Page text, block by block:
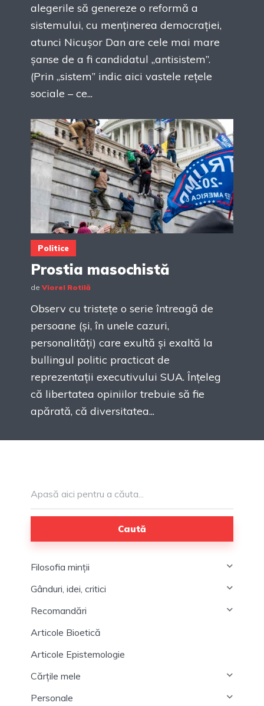
alegerile să genereze o reformă a
sistemului, cu menținerea democrației,
atunci Nicușor Dan are cele mai mare
șanse de a fi candidatul „antisistem”.
(Prin „sistem” indic aici vastele rețele
sociale – ce...
Politice
Prostia masochistă
de Viorel Rotilă
Observ cu tristețe o serie întreagă de
persoane (și, în unele cazuri,
personalități) care exultă și exaltă la
bullingul politic practicat de
reprezentații executivului SUA. Înțeleg
că libertatea opiniilor trebuie să fie
apărată, că diversitatea...
Caută
Filosofia minții
Gânduri, idei, critici
Recomandări
Articole Bioetică
Articole Epistemologie
Cărțile mele
Personale